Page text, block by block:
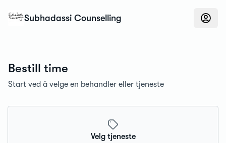
Subhadassi Counselling
Bestill time
Start ved å velge en behandler eller tjeneste
Velg tjeneste